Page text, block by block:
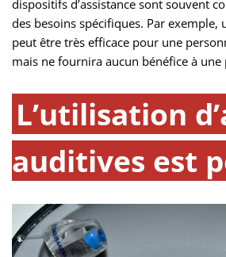
dispositifs d’assistance sont souvent
des besoins spécifiques. Par exemple,
peut être très efficace pour une
mais ne fournira aucun bénéfice à une
L’utilisation
auditives est